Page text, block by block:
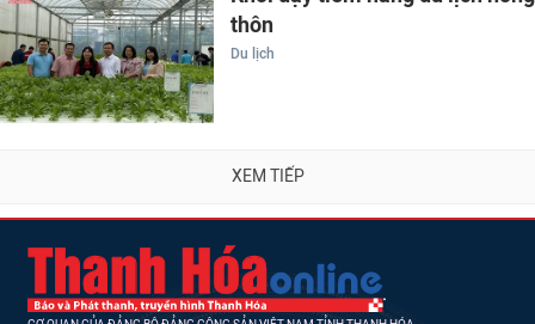
thôn
Du lịch
XEM TIẾP